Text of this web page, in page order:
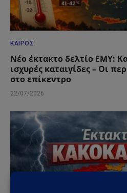
ΚΑΙΡΌΣ
Νέο έκτακτο δελτίο ΕΜΥ:
ισχυρές καταιγίδες – Οι
στο επίκεντρο
22/07/2026